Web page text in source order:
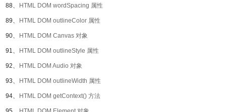
88、 HTML DOM wordSpacing 属性
89、 HTML DOM outlineColor 属性
90、 HTML DOM Canvas 对象
91、 HTML DOM outlineStyle 属性
92、 HTML DOM Audio 对象
93、 HTML DOM outlineWidth 属性
94、 HTML DOM getContext() 方法